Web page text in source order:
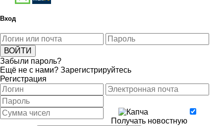
Вход
Забыли пароль?
Ещё не с нами? Зарегистрируйтесь
Регистрация
Получать новостную